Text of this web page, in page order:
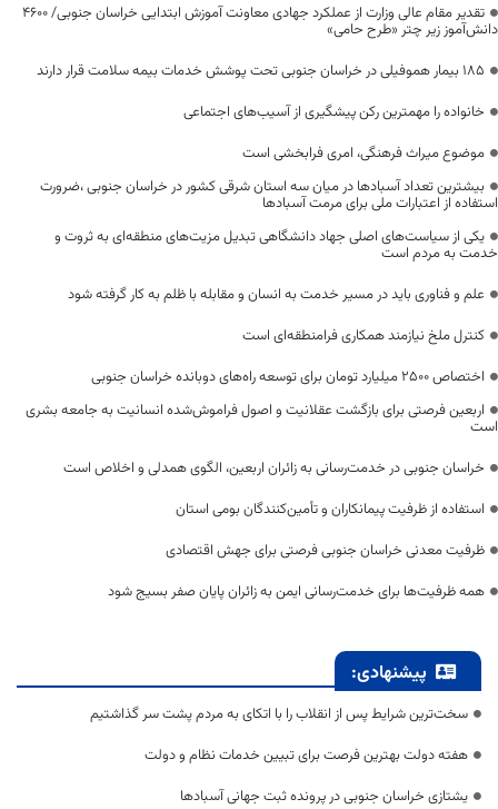
تقدیر مقام عالی وزارت از عملکرد جهادی معاونت آموزش ابتدایی خراسان جنوبی/ ۴۶۰۰
دانش‌آموز زیر چتر «طرح حامی»
۱۸۵ بیمار هموفیلی در خراسان جنوبی تحت پوشش خدمات بیمه سلامت قرار دارند
خانواده را مهمترین رکن پیشگیری از آسیب‌های اجتماعی
موضوع میراث فرهنگی، امری فرابخشی است
بیشترین تعداد آسبادها در میان سه استان شرقی کشور در خراسان جنوبی ،ضرورت
استفاده از اعتبارات ملی برای مرمت آسبادها
یکی از سیاست‌های اصلی جهاد دانشگاهی تبدیل مزیت‌های منطقه‌ای به ثروت و
خدمت به مردم است
علم و فناوری باید در مسیر خدمت به انسان و مقابله با ظلم به کار گرفته شود
کنترل ملخ نیازمند همکاری فرامنطقه‌ای است
اختصاص 2500 میلیارد تومان برای توسعه راه‌های دوبانده خراسان جنوبی
اربعین فرصتی برای بازگشت عقلانیت و اصول فراموش‌شده انسانیت به جامعه بشری
است
خراسان جنوبی در خدمت‌رسانی به زائران اربعین، الگوی همدلی و اخلاص است
استفاده از ظرفیت پیمانکاران و تأمین‌کنندگان بومی استان
ظرفیت معدنی خراسان جنوبی فرصتی برای جهش اقتصادی
همه ظرفیت‌ها برای خدمت‌رسانی ایمن به زائران پایان صفر بسیج شود
پیشنهادی:
سخت‌ترین شرایط پس از انقلاب را با اتکای به مردم پشت سر گذاشتیم
هفته دولت بهترین فرصت برای تبیین خدمات نظام و دولت
یشتازی خراسان جنوبی در پرونده ثبت جهانی آسبادها